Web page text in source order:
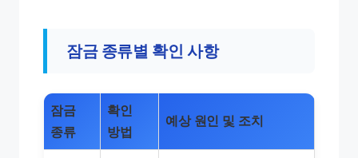
잠금 종류별 확인 사항
잠금
종류
확인
방법
예상 원인 및 조치